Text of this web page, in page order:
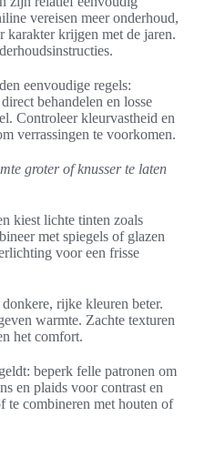
vereisen meer onderhoud,
karakter krijgen met de jaren.
eenvoudige regels:
behandelen en losse
Controleer kleurvastheid en
verrassingen te voorkomen.
groter of knusser te laten
kiest lichte tinten zoals
met spiegels of glazen
voor een frisse
rijke kleuren beter.
warmte. Zachte texturen
het comfort.
beperk felle patronen om
en plaids voor contrast en
te combineren met houten of